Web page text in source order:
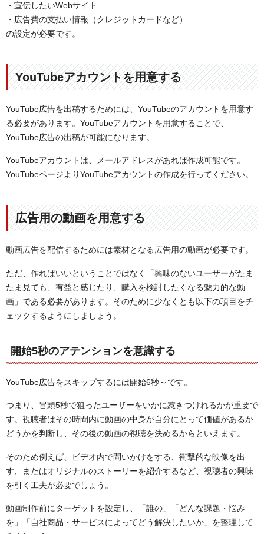
・宣伝したいWebサイト
・広告費の支払い情報（クレジットカードなど）
の設定が必要です。
YouTubeアカウントを用意する
YouTube広告を出稿するためには、YouTubeのアカウントを用意す
る必要があります。YouTubeアカウントを用意することで、
YouTube広告の出稿が可能になります。
YouTubeアカウントは、メールアドレスがあれば作成可能です。
YouTubeページよりYouTubeアカウントの作成を行ってください。
広告用の動画を用意する
動画広告を配信するためには素材となる広告用の動画が必要です。
ただ、作ればいいということではなく「興味のないユーザーがたま
たま見ても、有益と感じたり、購入を検討したくなる魅力的な動
画」である必要があります。そのために少なくとも以下の項目をチ
ェックするようにしましょう。
開始5秒のアテンションを意識する
YouTube広告をスキップするには開始6秒～です。
つまり、冒頭5秒で狙ったユーザーをいかに惹きつけれるかが重要で
す。視聴者はその時間内に動画の中身が自分にとって価値があるか
どうかを判断し、その後の動画の視聴を決めるからといえます。
そのため例えば、ビデオ内で問いかけをする、衝撃的な映像を出
す、またはオリジナルのストーリーを紹介するなど、視聴者の興味
を引く工夫が必要でしょう。
動画制作前にターゲットを設定し、「誰の」「どんな課題・悩み
を」「自社商品・サービスによってどう解決したいか」を整理して